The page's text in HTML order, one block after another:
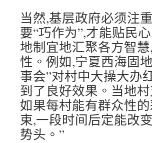
当然,基层政府必须注
要“巧作为”,才能贴民
地制宜地汇聚各方智
性。例如,宁夏西海固
事会”对村中大操大办
到了良好效果。当地
如果每村能有群众性
束,一段时间后定能改
势头。”